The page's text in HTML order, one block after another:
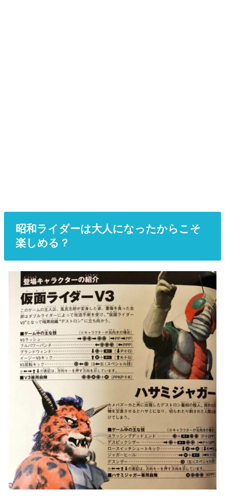
昭和ライダーは大人になったからこそ
楽しめる？